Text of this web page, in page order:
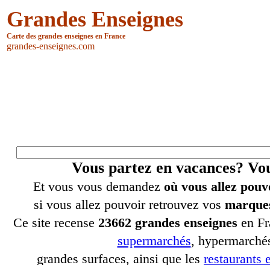
Grandes Enseignes
Carte des grandes enseignes en France
grandes-enseignes.com
Vous partez en vacances?
Et vous vous demandez où vous allez
si vous allez pouvoir retrouvez vos
Ce site recense 23662 grandes enseignes en
supermarchés,
grandes surfaces, ainsi que les restaurants